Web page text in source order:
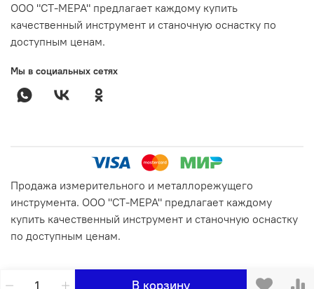
В корзину
ООО "СТ-МЕРА" предлагает каждому купить
качественный инструмент и станочную оснастку по
доступным ценам.
Мы в социальных сетях
Продажа измерительного и металлорежущего
инструмента. ООО "СТ-МЕРА" предлагает каждому
купить качественный инструмент и станочную оснастку
по доступным ценам.